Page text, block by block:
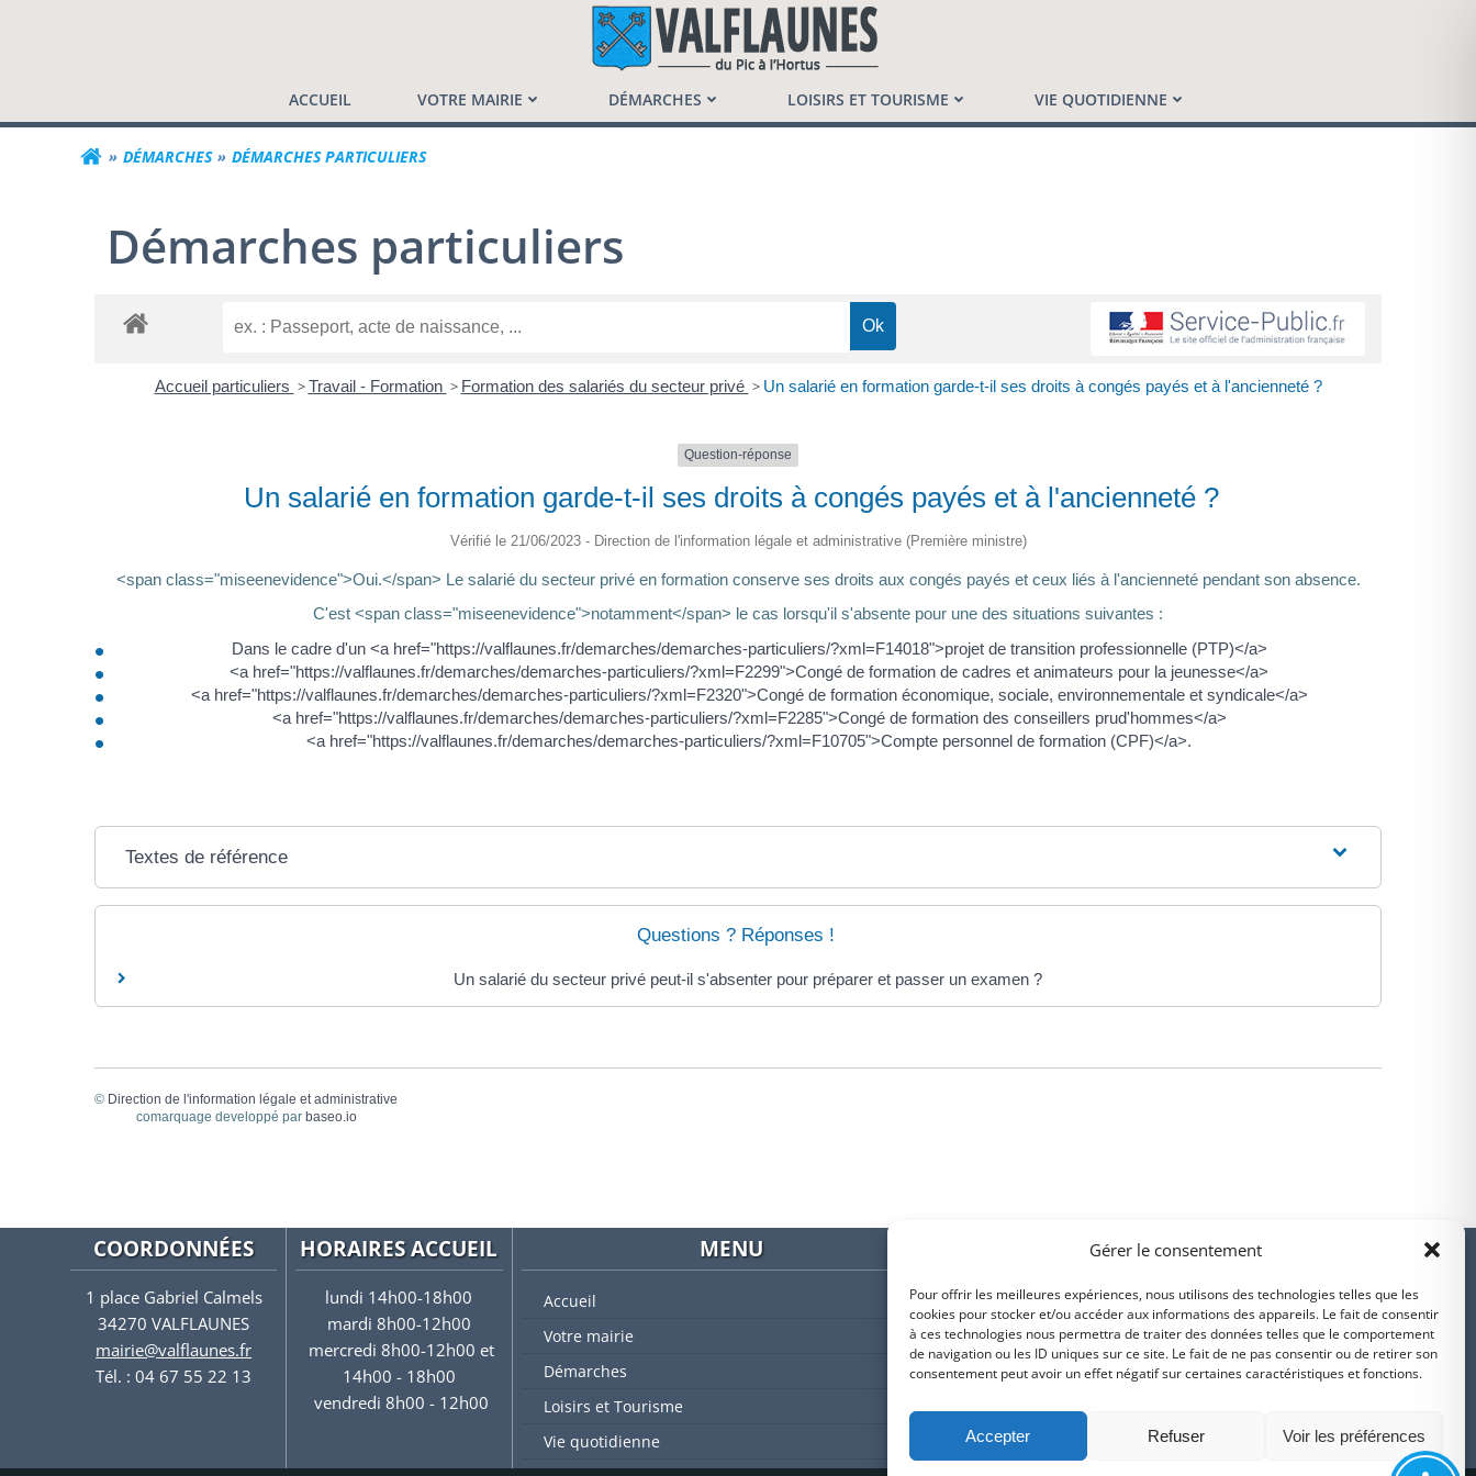
Gérer le consentement
Pour offrir les meilleures expériences, nous utilisons des technologies telles que les
cookies pour stocker et/ou accéder aux informations des appareils. Le fait de consentir
à ces technologies nous permettra de traiter des données telles que le comportement
de navigation ou les ID uniques sur ce site. Le fait de ne pas consentir ou de retirer son
consentement peut avoir un effet négatif sur certaines caractéristiques et fonctions.
Accepter Refuser Voir les préférences
Commune de Valflaunès
ACCUEIL VOTRE MAIRIE DÉMARCHES LOISIRS ET TOURISME VIE QUOTIDIENNE
DÉMARCHES DÉMARCHES PARTICULIERS
Démarches particuliers
Accueil particuliers > Travail - Formation > Formation des salariés du secteur privé > Un salarié en formation garde-t-il ses droits à congés payés et à l'ancienneté ?
Question-réponse
Un salarié en formation garde-t-il ses droits à congés payés et à l'ancienneté ?
Vérifié le 21/06/2023 - Direction de l'information légale et administrative (Première ministre)
<span class="miseenevidence">Oui.</span> Le salarié du secteur privé en formation conserve ses droits aux congés payés et ceux liés à l'ancienneté pendant son absence.
C'est <span class="miseenevidence">notamment</span> le cas lorsqu'il s'absente pour une des situations suivantes :
Dans le cadre d'un <a href="https://valflaunes.fr/demarches/demarches-particuliers/?xml=F14018">projet de transition professionnelle (PTP)</a>
<a href="https://valflaunes.fr/demarches/demarches-particuliers/?xml=F2299">Congé de formation de cadres et animateurs pour la jeunesse</a>
<a href="https://valflaunes.fr/demarches/demarches-particuliers/?xml=F2320">Congé de formation économique, sociale, environnementale et syndicale</a>
<a href="https://valflaunes.fr/demarches/demarches-particuliers/?xml=F2285">Congé de formation des conseillers prud'hommes</a>
<a href="https://valflaunes.fr/demarches/demarches-particuliers/?xml=F10705">Compte personnel de formation (CPF)</a>.
Textes de référence
Questions ? Réponses !
Un salarié du secteur privé peut-il s'absenter pour préparer et passer un examen ?
© Direction de l'information légale et administrative
comarquage developpé par baseo.io
COORDONNÉES
1 place Gabriel Calmels
34270 VALFLAUNES
mairie@valflaunes.fr
Tél. : 04 67 55 22 13
HORAIRES ACCUEIL
lundi 14h00-18h00
mardi 8h00-12h00
mercredi 8h00-12h00 et
14h00 - 18h00
vendredi 8h00 - 12h00
MENU
Accueil
Votre mairie
Démarches
Loisirs et Tourisme
Vie quotidienne
PARTENAIRES
Suivez-nous sur